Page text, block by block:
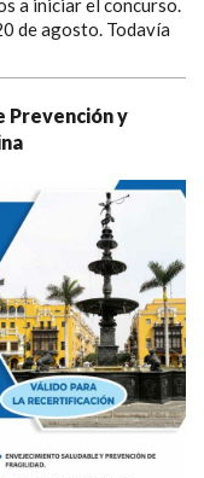
a iniciar el concurso.
de agosto. Todavía
Prevención y